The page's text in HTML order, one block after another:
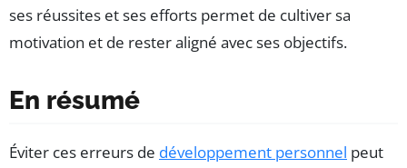
ses réussites et ses efforts permet de cultiver sa
motivation et de rester aligné avec ses objectifs.
En résumé
Éviter ces erreurs de développement personnel peut